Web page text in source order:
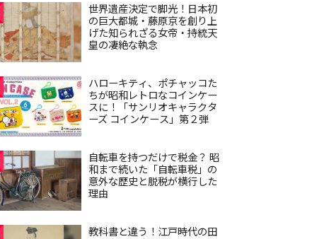
世界遺産決定で脚光！日本初
の巨大都城・藤原京を創り上
げた知られざる女帝・持統天
皇の凄絶な執念
ハローキティ、ポチャッコた
ちが昭和レトロなコインケー
スに！「サンリオキャラクタ
ーズ コインケース」第２弾
自転車を持つだけで税金？ 昭
和まで続いた「自転車税」の
意外な歴史と脱税が横行した
理由
教科書と違う！江戸時代の田